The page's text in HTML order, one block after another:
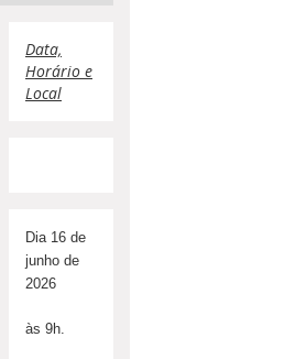
Data,
Horário e
Local
Dia 16 de
junho de
2026
às 9h.